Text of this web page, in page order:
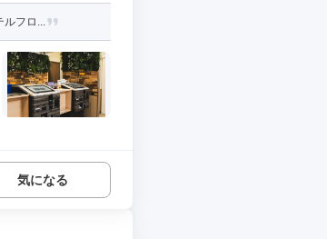
ルフロ...
気になる